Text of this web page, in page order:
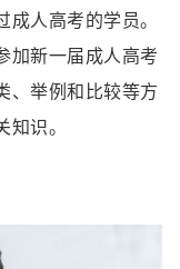
人高考的学员。
加新一届成人高考
、举例和比较等方
识。